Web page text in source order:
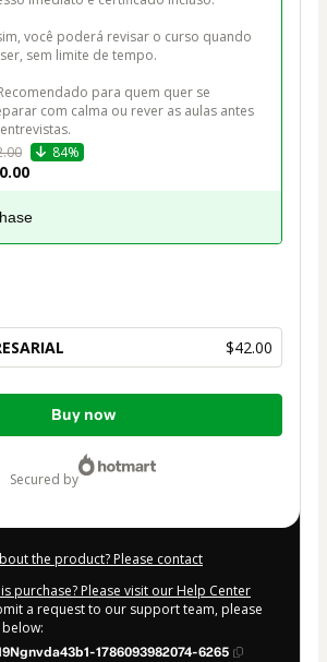
você poderá revisar o curso quando
sem limite de tempo.
para quem quer se
com calma ou rever as aulas antes
84%
$42.00
Buy now
secured by
the product? Please contact
purchase? Please visit our Help Center
a request to our support team, please
1786093982074-6265